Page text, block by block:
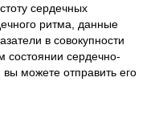
сердечных
ритма, данные
в совокупности
сердечно-
вы можете отправить его